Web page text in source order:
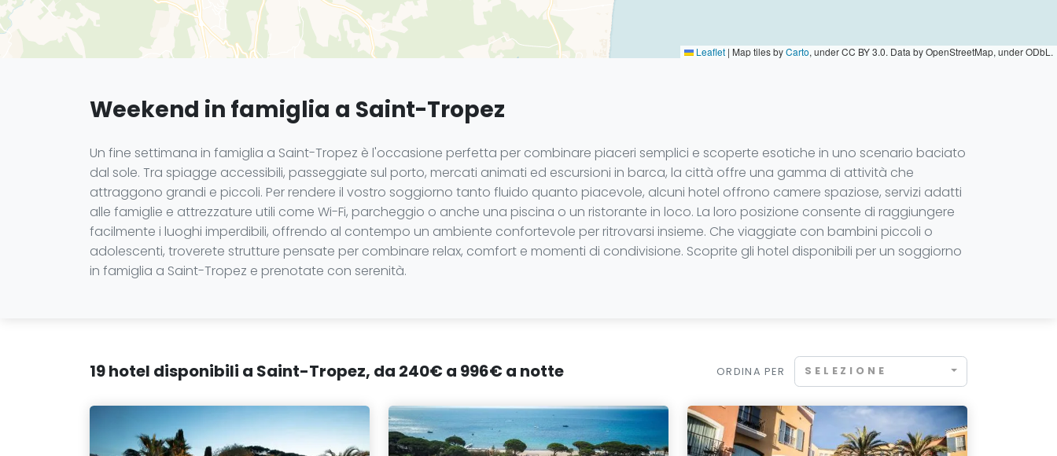
Leaflet | Map tiles byCarto, under CC BY 3.0. Data by OpenStreetMap, under ODbL.
Weekend in famiglia a Saint-Tropez
Un fine settimana in famiglia a Saint-Tropez è l'occasione perfetta per combinare piaceri semplici e scoperte esotiche in uno scenario baciato
dal sole. Tra spiagge accessibili, passeggiate sul porto, mercati animati ed escursioni in barca, la città offre una gamma di attività che
attraggono grandi e piccoli. Per rendere il vostro soggiorno tanto fluido quanto piacevole, alcuni hotel offrono camere spaziose, servizi adatti
alle famiglie e attrezzature utili come Wi-Fi, parcheggio o anche una piscina o un ristorante in loco. La loro posizione consente di raggiungere
facilmente i luoghi imperdibili, offrendo al contempo un ambiente confortevole per ritrovarsi insieme. Che viaggiate con bambini piccoli o
adolescenti, troverete strutture pensate per combinare relax, comfort e momenti di condivisione. Scoprite gli hotel disponibili per un soggiorno
in famiglia a Saint-Tropez e prenotate con serenità.
19 hotel disponibili a Saint-Tropez, da 240€ a 996€ a notte ORDINA PER SELEZIONE